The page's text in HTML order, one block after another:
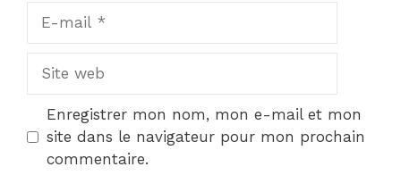
mail
web
Enregistrer mon nom, mon e-mail et mon
site dans le navigateur pour mon prochain
commentaire.